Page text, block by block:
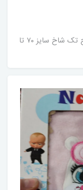
حوله پالتویی کودک بسیار با کیفیت طرح تک شاخ سایز ۷۰ تا